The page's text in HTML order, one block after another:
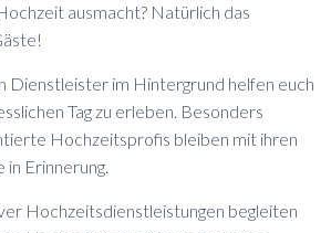
ausmacht? Natürlich das
Dienstleister im Hintergrund helfen euch
Tag zu erleben. Besonders
Hochzeitsprofis bleiben mit ihren
in Erinnerung.
Hochzeitsdienstleistungen begleiten